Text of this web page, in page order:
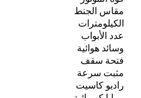
مقاس الجنط
الكيلومترات
عدد الأبواب
وسائد هوائية
فتحة سقف
مثبت سرعة
راديو كاسيت